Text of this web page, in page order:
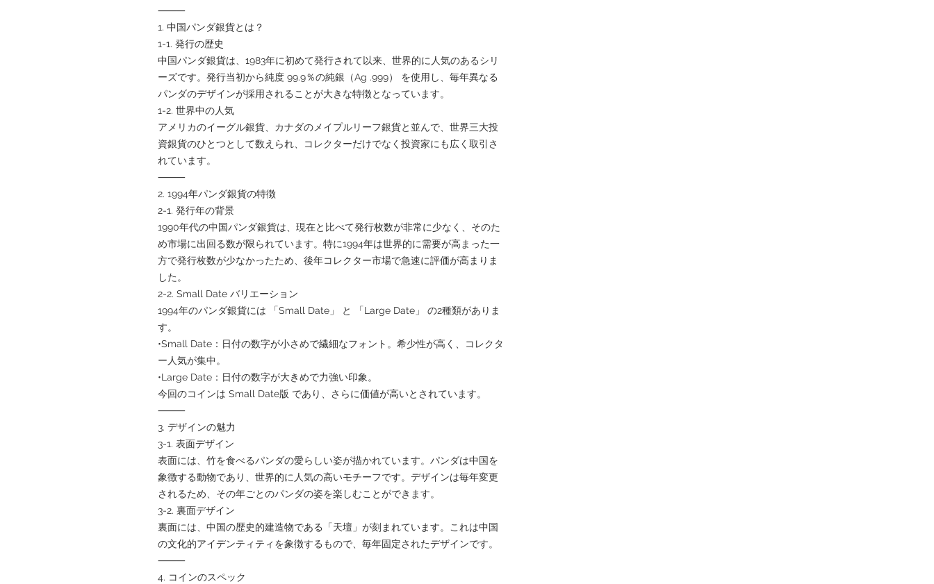
⸻
1. 中国パンダ銀貨とは？
1-1. 発行の歴史
中国パンダ銀貨は、1983年に初めて発行されて以来、世界的に人気のあるシリ
ーズです。発行当初から純度 99.9％の純銀（Ag .999） を使用し、毎年異なる
パンダのデザインが採用されることが大きな特徴となっています。
1-2. 世界中の人気
アメリカのイーグル銀貨、カナダのメイプルリーフ銀貨と並んで、世界三大投
資銀貨のひとつとして数えられ、コレクターだけでなく投資家にも広く取引さ
れています。
⸻
2. 1994年パンダ銀貨の特徴
2-1. 発行年の背景
1990年代の中国パンダ銀貨は、現在と比べて発行枚数が非常に少なく、そのた
め市場に出回る数が限られています。特に1994年は世界的に需要が高まった一
方で発行枚数が少なかったため、後年コレクター市場で急速に評価が高まりま
した。
2-2. Small Date バリエーション
1994年のパンダ銀貨には 「Small Date」 と 「Large Date」 の2種類がありま
す。
•Small Date：日付の数字が小さめで繊細なフォント。希少性が高く、コレクタ
ー人気が集中。
•Large Date：日付の数字が大きめで力強い印象。
今回のコインは Small Date版 であり、さらに価値が高いとされています。
⸻
3. デザインの魅力
3-1. 表面デザイン
表面には、竹を食べるパンダの愛らしい姿が描かれています。パンダは中国を
象徴する動物であり、世界的に人気の高いモチーフです。デザインは毎年変更
されるため、その年ごとのパンダの姿を楽しむことができます。
3-2. 裏面デザイン
裏面には、中国の歴史的建造物である「天壇」が刻まれています。これは中国
の文化的アイデンティティを象徴するもので、毎年固定されたデザインです。
⸻
4. コインのスペック